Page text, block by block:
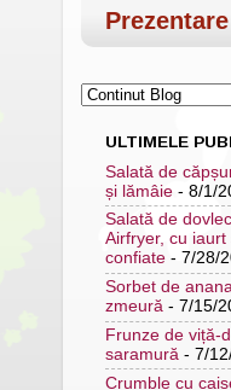
Prezentare
ULTIMELE
Salată de
și lămâie - 8/1/
Salată de
Airfryer, cu iaurt
confiate - 7/28/
Sorbet de
zmeură - 7/15/
Frunze de viță-
saramură - 7/
Crumble cu